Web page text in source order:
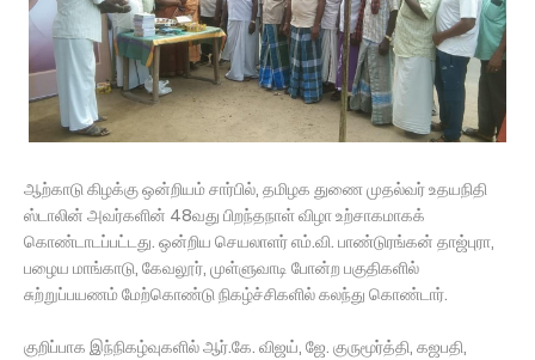
ஆற்காடு கிழக்கு ஒன்றியம் சார்பில், தமிழக துணை முதல்வர் உதயநிதி
ஸ்டாலின் அவர்களின் 48வது பிறந்தநாள் விழா உற்சாகமாகக்
கொண்டாடப்பட்டது. ஒன்றிய செயலாளர் எம்.வி. பாண்டுரங்கன் தாஜ்புரா,
பழைய மாங்காடு, கேவலூர், முள்ளுவாடி போன்ற பகுதிகளில்
சுற்றுப்பயணம் மேற்கொண்டு நிகழ்ச்சிகளில் கலந்து கொண்டார்.
குறிப்பாக இந்நிகழ்வுகளில் ஆர்.கே. விஜய், ஜே. குருமூர்த்தி, கஜபதி,